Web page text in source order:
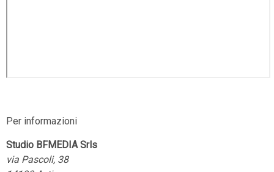
Per informazioni
Studio BFMEDIA Srls
via Pascoli, 38